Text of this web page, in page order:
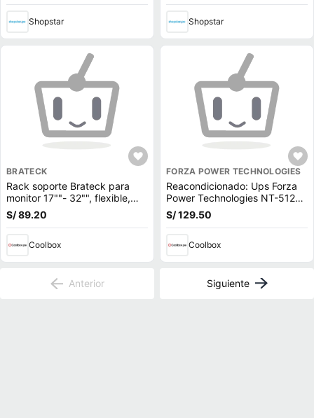
Shopstar Shopstar
BRATECK
Rack soporte Brateck para
monitor 17""- 32"", flexible,
negro (reempacado)
S/ 89.20
Coolbox
FORZA POWER TECHNOLOGIES
Reacondicionado: Ups Forza
Power Technologies NT-512U
500VA 250W 6 Outputs
indicador led
S/ 129.50
Coolbox
Anterior Siguiente